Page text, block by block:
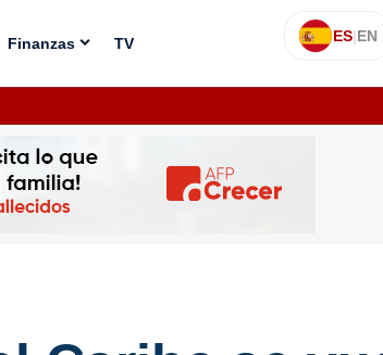
Finanzas TV ES|EN